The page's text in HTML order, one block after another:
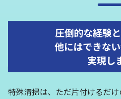
圧倒的な経験と
他にはできな
実現し
特殊清掃は、ただ片付けるだ